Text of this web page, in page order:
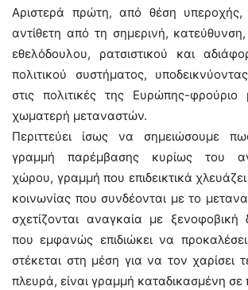
Αριστερά πρώτη, από θέση υπεροχής,
αντίθετη από τη σημερινή,
εθελόδουλου, ρατσιστικού και
πολιτικού συστήματος,
στις πολιτικές της Ευρώπης-
χωματερή μεταναστών.
Περιττεύει ίσως να σημειώσουμε
γραμμή παρέμβασης κυρίως του
χώρου, γραμμή που επιδεικτικά
κοινωνίας που συνδέονται με το
σχετίζονται αναγκαία με ξενοφοβική
που εμφανώς επιδιώκει να
στέκεται στη μέση για να τον χαρίσει
πλευρά, είναι γραμμή καταδικασμένη σε